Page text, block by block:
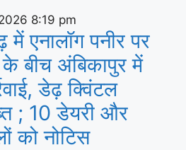
8:19 pm
में एनालॉग पनीर पर
बीच अंबिकापुर में
डेढ़ क्विंटल
; 10 डेयरी और
को नोटिस